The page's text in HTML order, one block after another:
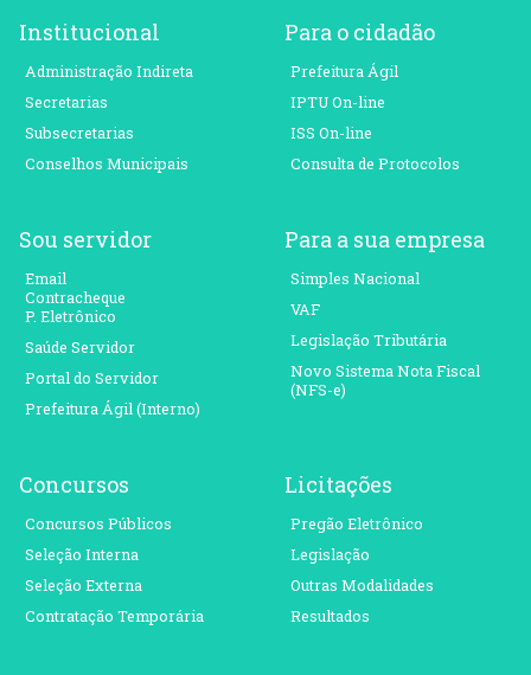
Institucional
Administração Indireta
Secretarias
Subsecretarias
Conselhos Municipais
Para o cidadão
Prefeitura Ágil
IPTU On-line
ISS On-line
Consulta de Protocolos
Sou servidor
Email
Contracheque
P. Eletrônico
Saúde Servidor
Portal do Servidor
Prefeitura Ágil (Interno)
Para a sua empresa
Simples Nacional
VAF
Legislação Tributária
Novo Sistema Nota Fiscal
(NFS-e)
Concursos
Concursos Públicos
Seleção Interna
Seleção Externa
Contratação Temporária
Licitações
Pregão Eletrônico
Legislação
Outras Modalidades
Resultados